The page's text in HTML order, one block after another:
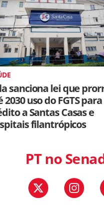
sanciona lei que
2030 uso do FGTS para
a Santas Casas e
filantrópicos
PT no